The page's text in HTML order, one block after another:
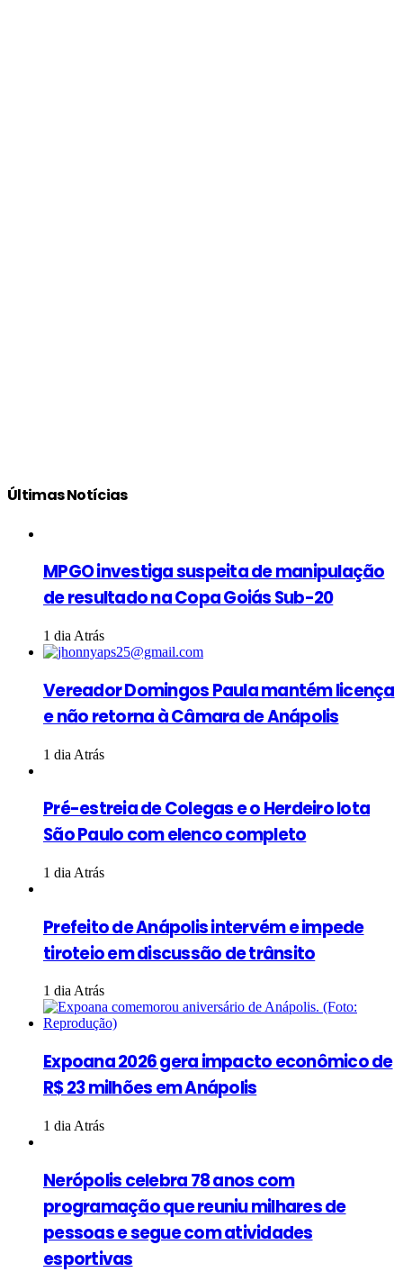
Últimas Notícias
MPGO investiga suspeita de manipulação
de resultado na Copa Goiás Sub-20
1 dia Atrás
Vereador Domingos Paula mantém licença
e não retorna à Câmara de Anápolis
1 dia Atrás
Pré-estreia de Colegas e o Herdeiro lota
São Paulo com elenco completo
1 dia Atrás
Prefeito de Anápolis intervém e impede
tiroteio em discussão de trânsito
1 dia Atrás
Expoana 2026 gera impacto econômico de
R$ 23 milhões em Anápolis
1 dia Atrás
Nerópolis celebra 78 anos com
programação que reuniu milhares de
pessoas e segue com atividades
esportivas